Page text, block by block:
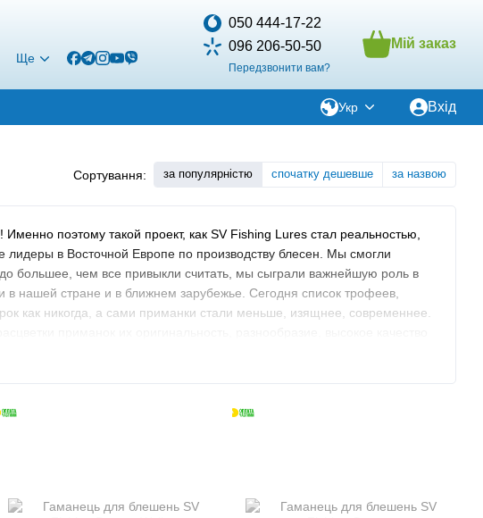
Ще
050 444-17-22
096 206-50-50
Передзвонити вам?
Мій заказ
Укр Вхід
Сортування: за популярністю спочатку дешевше за назвою
поэтому такой проект, как SV Fishing Lures стал реальностью,
в Восточной Европе по производству блесен. Мы смогли
большее, чем все привыкли считать, мы сыграли важнейшую роль в
нашей стране и в ближнем зарубежье. Сегодня список трофеев,
как никогда, а сами приманки стали меньше, изящнее, современнее.
Lures приобрести яркую индивидуальность и вывело компанию
на современном оборудовании, тщательно
которых в различных условиях не вызывает никаких сомнений. Где бы
быстрой речке, будьте уверены в ассортименте SV Fishing Lures есть
результатов!